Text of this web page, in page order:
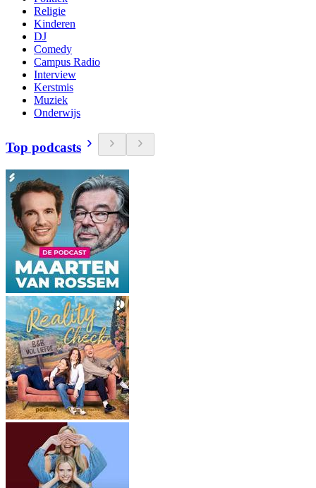
Religie
Kinderen
DJ
Comedy
Campus Radio
Interview
Kerstmis
Muziek
Onderwijs
Top podcasts